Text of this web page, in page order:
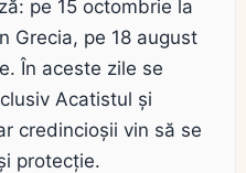
pe 15 octombrie la
Grecia, pe 18 august
În aceste zile se
Acatistul și
credincioșii vin să se
protecție.